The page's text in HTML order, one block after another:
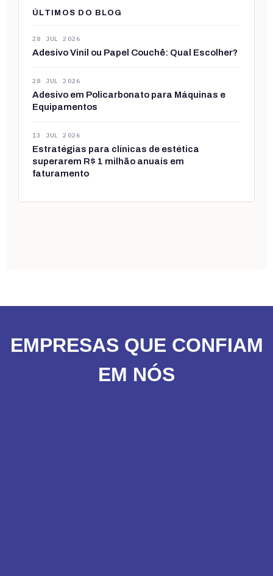
ÚLTIMOS DO BLOG
28 JUL 2026
Adesivo Vinil ou Papel Couchê: Qual Escolher?
28 JUL 2026
Adesivo em Policarbonato para Máquinas e
Equipamentos
13 JUL 2026
Estratégias para clínicas de estética
superarem R$ 1 milhão anuais em
faturamento
EMPRESAS QUE CONFIAM
EM NÓS